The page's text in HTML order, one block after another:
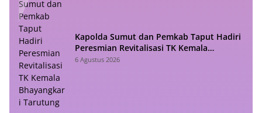
Kapolda Sumut dan Pemkab Taput Hadiri
Peresmian Revitalisasi TK Kemala
Bhayangkari Tarutung
6 Agustus 2026